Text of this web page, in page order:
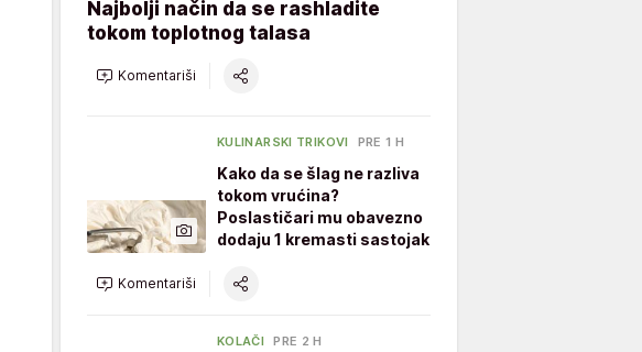
Najbolji način da se rashladite
tokom toplotnog talasa
Komentariši
KULINARSKI TRIKOVI PRE 1 H
Kako da se šlag ne razliva
tokom vrućina?
Poslastičari mu obavezno
dodaju 1 kremasti sastojak
Komentariši
KOLAČI PRE 2 H